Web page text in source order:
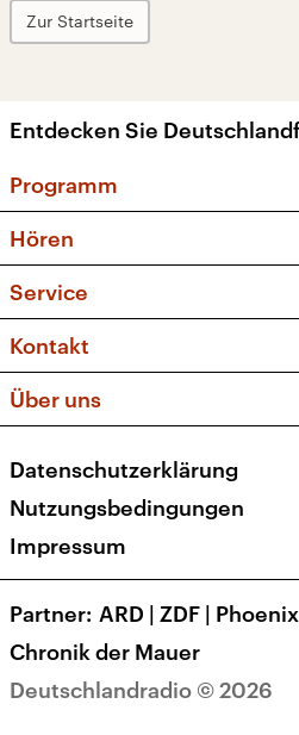
Zur Startseite
Entdecken Sie
Programm
Sendungen und
Musikliste
Kakadu – Das
Hören
Frequenzen (UKW +
Service
FAQ
Apps
Newsletter
Veranstaltungen
Kontakt
Social Media
Über uns
Presse
Karriere
Transparenz
Deutschlandradio © 2026
Datenschutzerklärung
Nutzungsbedingungen
Impressum
Partner ARD | ZDF | Phoenix
Chronik der Mauer